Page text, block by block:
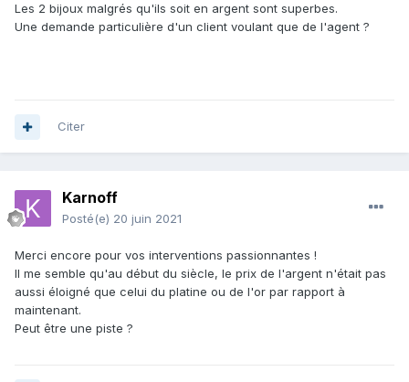
Les 2 bijoux malgrés qu'ils soit en argent sont superbes.
Une demande particulière d'un client voulant que de l'agent ?
Citer
Karnoff
Posté(e) 20 juin 2021
Merci encore pour vos interventions passionnantes !
Il me semble qu'au début du siècle, le prix de l'argent n'était pas
aussi éloigné que celui du platine ou de l'or par rapport à
maintenant.
Peut être une piste ?